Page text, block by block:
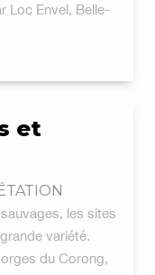
Loc Envel, Belle-
et
les sites
variété.
du Corong,